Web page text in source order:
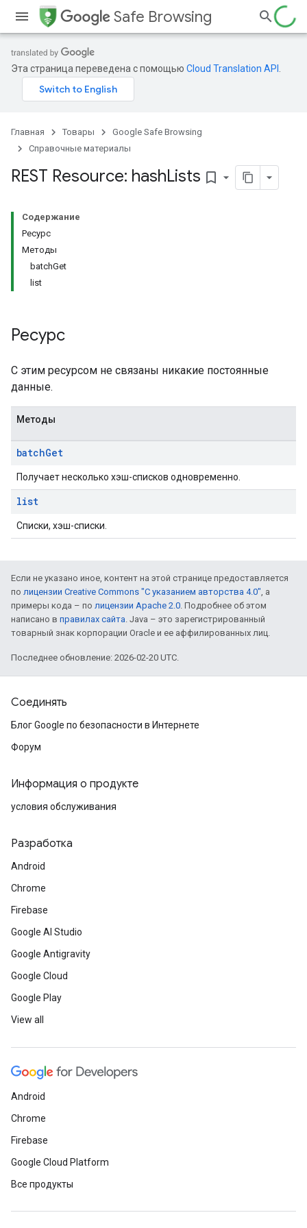
Safe Browsing
Эта страница переведена с помощью Cloud Translation API
Главная Товары
Google Safe Browsing
Справочные материалы
REST Resource: hashLists bookmark_border
Содержание
Ресурс
Методы
batchGet
list
Ресурс
С этим ресурсом не связаны никакие постоянные
данные.
Методы
batchGet
Получает несколько хэш-списков одновременно.
list
Списки, хэш-списки.
Если не указано иное, контент на этой странице предоставляется
по лицензии Creative Commons "С указанием авторства 4.0", а
примеры кода – по лицензии Apache 2.0. Подробнее об этом
написано в правилах сайта. Java – это зарегистрированный
товарный знак корпорации Oracle и ее аффилированных лиц.
Последнее обновление: 2026-02-20 UTC.
Соединять
Блог Google по безопасности в Интернете
Форум
Информация о продукте
условия обслуживания
Разработка
Android
Chrome
Firebase
Google AI Studio
Google Antigravity
Google Cloud
Google Play
View all
Android
Chrome
Firebase
Google Cloud Platform
Все продукты